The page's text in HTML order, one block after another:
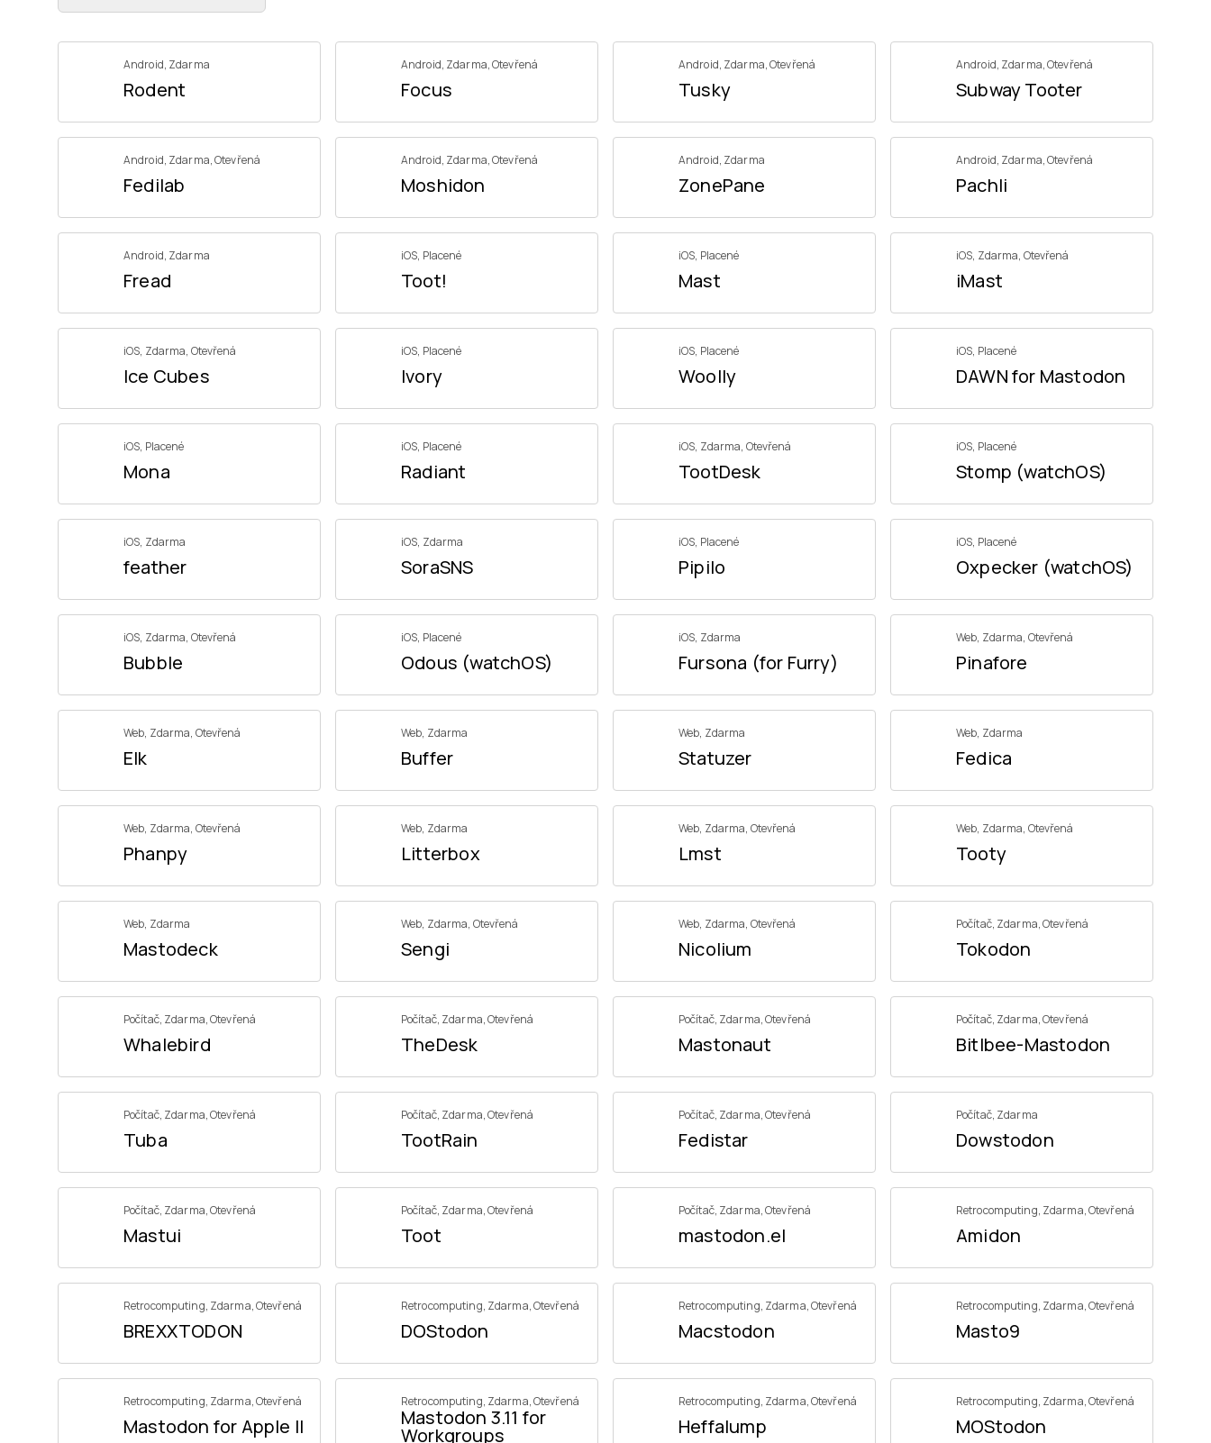
Android, Zdarma
Rodent
Android, Zdarma,Otevřená
Focus
Android, Zdarma,Otevřená
Tusky
Android, Zdarma,Otevřená
Subway Tooter
Android, Zdarma,Otevřená
Fedilab
Android, Zdarma,Otevřená
Moshidon
Android, Zdarma
ZonePane
Android, Zdarma,Otevřená
Pachli
Android, Zdarma
Fread
iOS, Placené
Toot!
iOS, Placené
Mast
iOS, Zdarma, Otevřená
iMast
iOS, Zdarma, Otevřená
Ice Cubes
iOS, Placené
Ivory
iOS, Placené
Woolly
iOS, Placené
DAWN for Mastodon
iOS, Placené
Mona
iOS, Placené
Radiant
iOS, Zdarma, Otevřená
TootDesk
iOS, Placené
Stomp (watchOS)
iOS, Zdarma
feather
iOS, Zdarma
SoraSNS
iOS, Placené
Pipilo
iOS, Placené
Oxpecker (watchOS)
iOS, Zdarma, Otevřená
Bubble
iOS, Placené
Odous (watchOS)
iOS, Zdarma
Fursona (for Furry)
Web, Zdarma, Otevřená
Pinafore
Web, Zdarma, Otevřená
Elk
Web, Zdarma
Buffer
Web, Zdarma
Statuzer
Web, Zdarma
Fedica
Web, Zdarma, Otevřená
Phanpy
Web, Zdarma
Litterbox
Web, Zdarma, Otevřená
Lmst
Web, Zdarma, Otevřená
Tooty
Web, Zdarma
Mastodeck
Web, Zdarma, Otevřená
Sengi
Web, Zdarma, Otevřená
Nicolium
Počítač, Zdarma,Otevřená
Tokodon
Počítač, Zdarma,Otevřená
Whalebird
Počítač, Zdarma,Otevřená
TheDesk
Počítač, Zdarma,Otevřená
Mastonaut
Počítač, Zdarma,Otevřená
Bitlbee-Mastodon
Počítač, Zdarma,Otevřená
Tuba
Počítač, Zdarma,Otevřená
TootRain
Počítač, Zdarma,Otevřená
Fedistar
Počítač, Zdarma
Dowstodon
Počítač, Zdarma,Otevřená
Mastui
Počítač, Zdarma,Otevřená
Toot
Počítač, Zdarma,Otevřená
mastodon.el
Retrocomputing, Zdarma,Otevřená
Amidon
Retrocomputing, Zdarma,Otevřená
BREXXTODON
Retrocomputing, Zdarma,Otevřená
DOStodon
Retrocomputing, Zdarma,Otevřená
Macstodon
Retrocomputing, Zdarma,Otevřená
Masto9
Retrocomputing, Zdarma,Otevřená
Mastodon for Apple II
Retrocomputing, Zdarma,Otevřená
Mastodon 3.11 for
Workgroups
Retrocomputing, Zdarma,Otevřená
Heffalump
Retrocomputing, Zdarma,Otevřená
MOStodon